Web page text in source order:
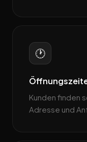
🕐
Kunden finden
Adresse und